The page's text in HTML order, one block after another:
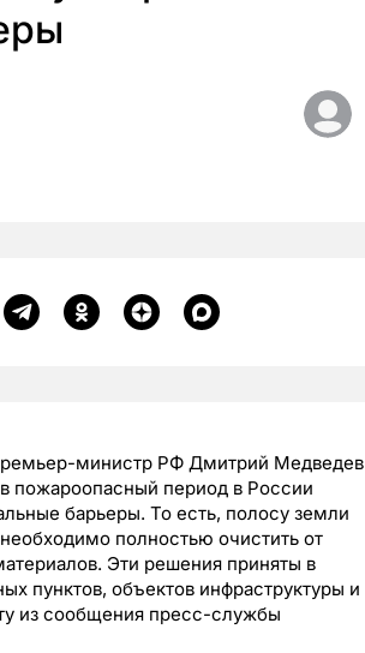
министр РФ Дмитрий Медведев
пожароопасный период в России
барьеры. То есть, полосу земли
полностью очистить от
Эти решения приняты в
пунктов, объектов инфраструктуры и
из сообщения пресс-службы